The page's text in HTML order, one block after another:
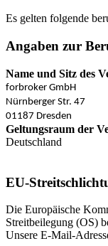
Es gelten folgende
Angaben zur
Name und Sitz des
forbroker GmbH
Nürnberger Str. 47
01187 Dresden
Geltungsraum der
Deutschland
EU-
Die Europäische
Streitbeilegung (OS)
Unsere E-Mail-